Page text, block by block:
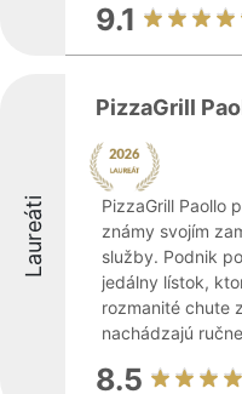
9.1
Laureáti
PizzaGrill
PizzaGrill Paollo
známy svojím
služby. Podnik
jedálny lístok,
rozmanité chute
nachádzajú
8.5